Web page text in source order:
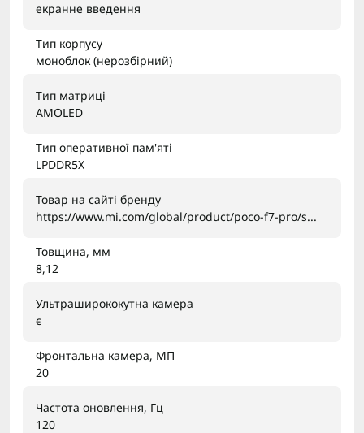
екранне введення
Тип корпусу
моноблок (нерозбірний)
Тип матриці
AMOLED
Тип оперативної пам'яті
LPDDR5X
Товар на сайті бренду
https://www.mi.com/global/product/poco-f7-pro/s...
Товщина, мм
8,12
Ультраширококутна камера
є
Фронтальна камера, МП
20
Частота оновлення, Гц
120